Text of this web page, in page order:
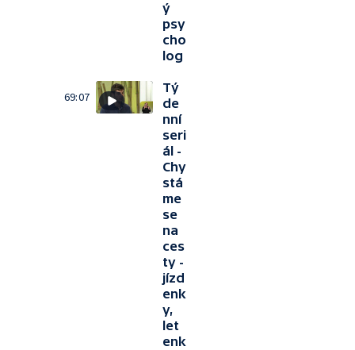
ý
psy
cho
log
69:07
Tý
de
nní
seri
ál -
Chy
stá
me
se
na
ces
ty -
jízd
enk
y,
let
enk